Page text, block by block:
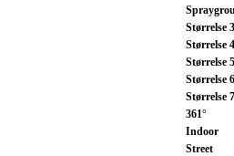
Størrelse 3
Størrelse 4
Størrelse 5
Størrelse 6
Størrelse 7
361°
Indoor
Street